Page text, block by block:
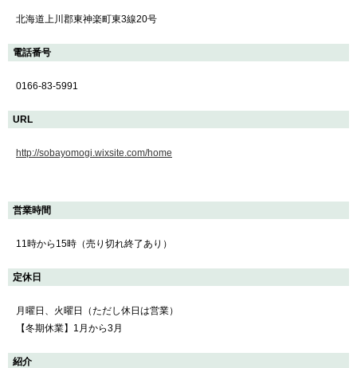
北海道上川郡東神楽町東3線20号
電話番号
0166-83-5991
URL
http://sobayomogi.wixsite.com/home
営業時間
11時から15時（売り切れ終了あり）
定休日
月曜日、火曜日（ただし休日は営業）
【冬期休業】1月から3月
紹介